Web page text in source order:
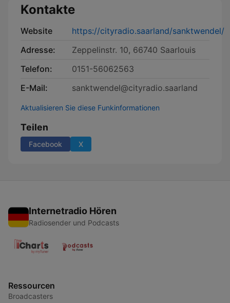
Kontakte
Website
https://cityradio.saarland/sanktwendel/
Adresse:
Zeppelinstr. 10, 66740 Saarlouis
Telefon:
0151-56062563
E-Mail:
sanktwendel@cityradio.saarland
Aktualisieren Sie diese Funkinformationen
Teilen
Facebook X
Internetradio Hören
Radiosender und Podcasts
Ressourcen
Broadcasters